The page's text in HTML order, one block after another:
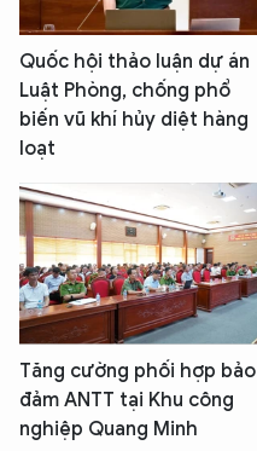
Quốc hội thảo luận dự án
Luật Phòng, chống phổ
biến vũ khí hủy diệt hàng
loạt
Tăng cường phối hợp bảo
đảm ANTT tại Khu công
nghiệp Quang Minh